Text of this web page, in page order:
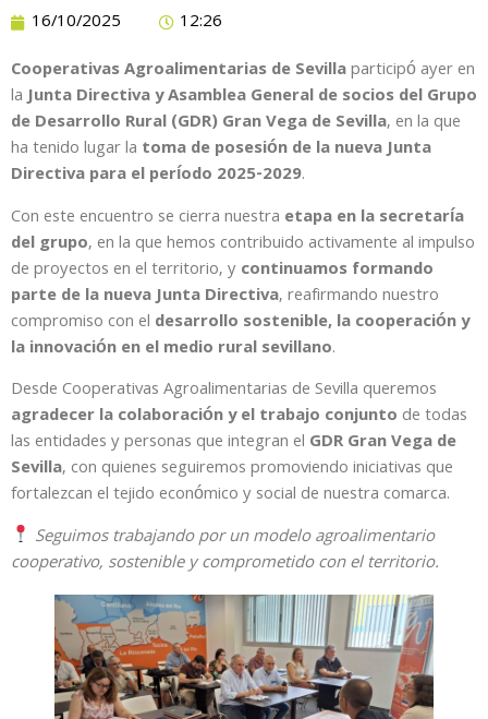
16/10/2025
12:26
Cooperativas Agroalimentarias de Sevillaparticipó ayer en
laJunta Directiva y Asamblea General de socios del Grupo
de Desarrollo Rural (GDR) Gran Vega de Sevilla, en la que
ha tenido lugar la toma de posesión de la nueva Junta
Directiva para el período 2025-2029.
Con este encuentro se cierra nuestra etapa en la secretaría
del grupo, en la que hemos contribuido activamente al impulso
de proyectos en el territorio, ycontinuamos formando
parte de la nueva Junta Directiva, reafirmando nuestro
compromiso con el desarrollo sostenible, la cooperación y
la innovación en el medio rural sevillano.
Desde Cooperativas Agroalimentarias de Sevilla queremos
agradecer la colaboración y el trabajo conjunto de todas
las entidades y personas que integran el GDR Gran Vega de
Sevilla, con quienes seguiremos promoviendo iniciativas que
fortalezcan el tejido económico y social de nuestra comarca.
Seguimos trabajando por un modelo agroalimentario
cooperativo, sostenible y comprometido con el territorio.